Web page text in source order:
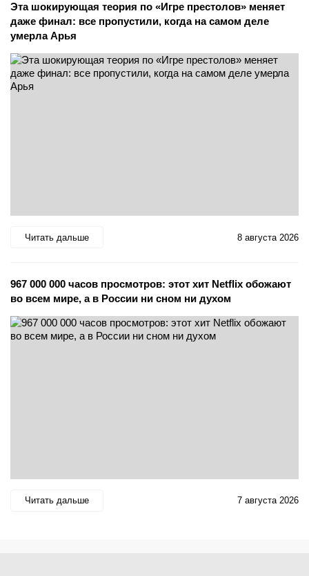
Эта шокирующая теория по «Игре престолов» меняет
даже финал: все пропустили, когда на самом деле
умерла Арья
Читать дальше 8 августа 2026
967 000 000 часов просмотров: этот хит Netflix обожают
во всем мире, а в России ни сном ни духом
Читать дальше 7 августа 2026